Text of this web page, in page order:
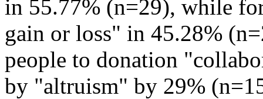
in 55.77% (n=29), while
gain or loss" in 45.28%
people to donation
by "altruism" by 29%